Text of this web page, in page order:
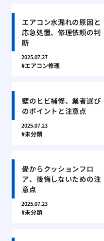
エアコン水漏れの原因と
応急処置、修理依頼の判
断
2025.07.27
エアコン修理
壁のヒビ補修、業者選び
のポイントと注意点
2025.07.23
未分類
畳からクッションフロ
ア、後悔しないための注
意点
2025.07.23
未分類